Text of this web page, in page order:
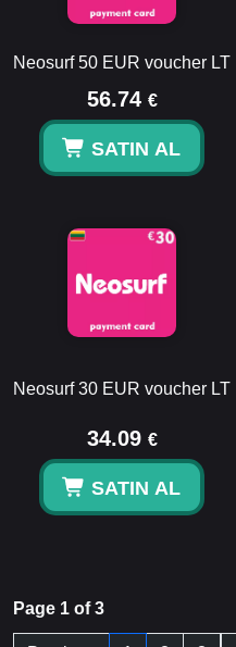
Neosurf 50 EUR voucher LT
56.74 €
SATIN AL
Neosurf 30 EUR voucher LT
34.09 €
SATIN AL
Page 1 of 3